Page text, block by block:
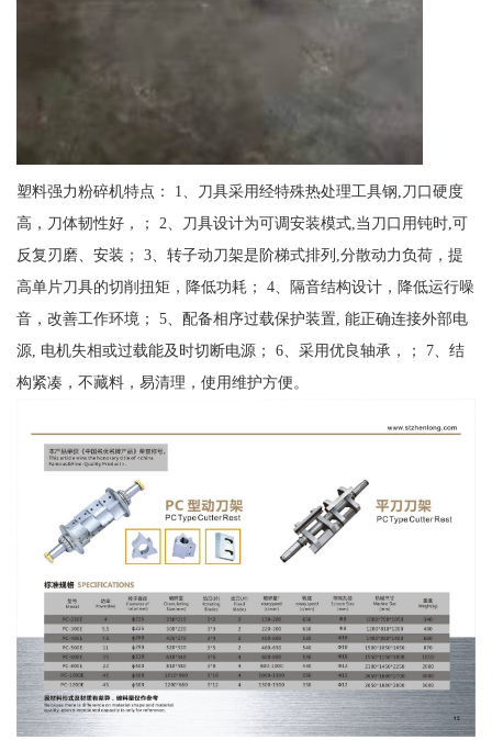
塑料强力粉碎机特点： 1、刀具采用经特殊热处理工具钢,刀口硬度
高，刀体韧性好，； 2、刀具设计为可调安装模式,当刀口用钝时,可
反复刃磨、安装； 3、转子动刀架是阶梯式排列,分散动力负荷，提
高单片刀具的切削扭矩，降低功耗； 4、隔音结构设计，降低运行噪
音，改善工作环境； 5、配备相序过载保护装置, 能正确连接外部电
源, 电机失相或过载能及时切断电源； 6、采用优良轴承，； 7、结
构紧凑，不藏料，易清理，使用维护方便。